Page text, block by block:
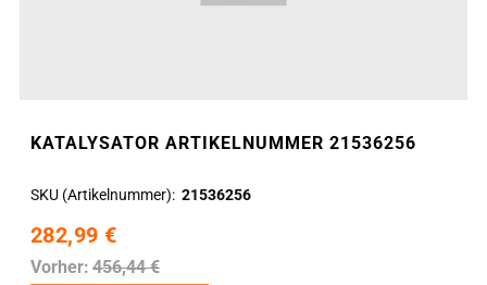
KATALYSATOR ARTIKELNUMMER 21536256
SKU (Artikelnummer) 21536256
282,99 €
Vorher: 456,44 €